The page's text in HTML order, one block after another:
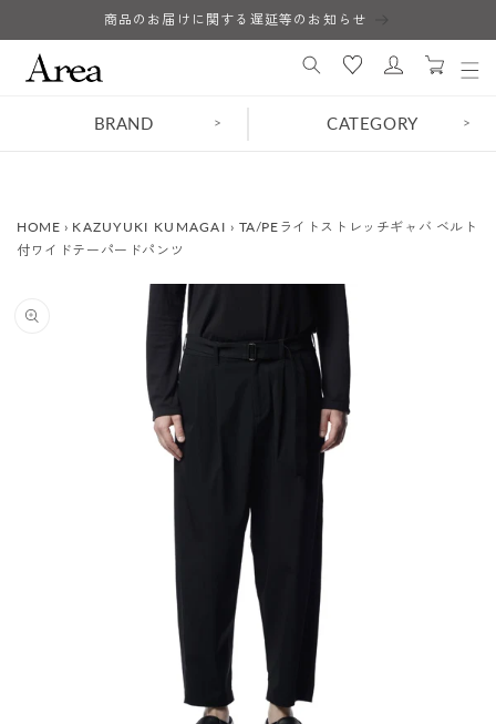
進む
商品のお届けに関する遅延等のお知らせ
ロ
イ
カ
ー
BRAND > CATEGORY >
HOME › KAZUYUKI KUMAGAI › TA/PEライトストレッチギャバ ベルト
付ワイドテーパードパンツ